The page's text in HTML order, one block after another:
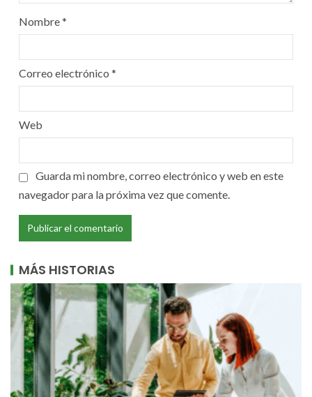
Nombre*
Correo electrónico *
Web
Guarda mi nombre, correo electrónico y web en este
navegador para la próxima vez que comente.
MÁS HISTORIAS